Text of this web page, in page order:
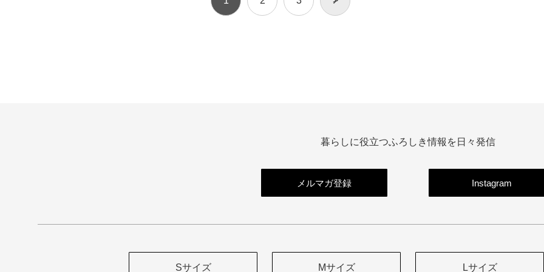
暮らしに役立つふろしき情報を日々発信
メルマガ登録 Instagram
Sサイズ Mサイズ Lサイズ